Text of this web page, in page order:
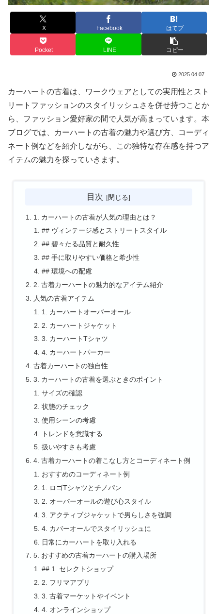
X Facebook はてブ
Pocket LINE コピー
2025.04.07
カーハートの古着は、ワークウェアとしての実用性とスト
リートファッションのスタイリッシュさを併せ持つことか
ら、ファッション愛好家の間で人気が高まっています。本
ブログでは、カーハートの古着の魅力や選び方、コーディ
ネート例などを紹介しながら、この独特な存在感を持つア
イテムの魅力を探っていきます。
目次
1. カーハートの古着が人気の理由とは？
## ヴィンテージ感とストリートスタイル
## 碧々たる品質と耐久性
## 手に取りやすい価格と希少性
## 環境への配慮
2. 古着カーハートの魅力的なアイテム紹介
人気の古着アイテム
1. カーハートオーバーオール
2. カーハートジャケット
3. カーハートTシャツ
4. カーハートパーカー
古着カーハートの独自性
3. カーハートの古着を選ぶときのポイント
サイズの確認
状態のチェック
使用シーンの考慮
トレンドを意識する
扱いやすさも考慮
4. 古着カーハートの着こなし方とコーディネート例
おすすめのコーディネート例
1. ロゴTシャツとチノパン
2. オーバーオールの遊び心スタイル
3. アクティブジャケットで男らしさを強調
4. カバーオールでスタイリッシュに
日常にカーハートを取り入れる
5. おすすめの古着カーハートの購入場所
## 1. セレクトショップ
2. フリマアプリ
3. 古着マーケットやイベント
4. オンラインショップ